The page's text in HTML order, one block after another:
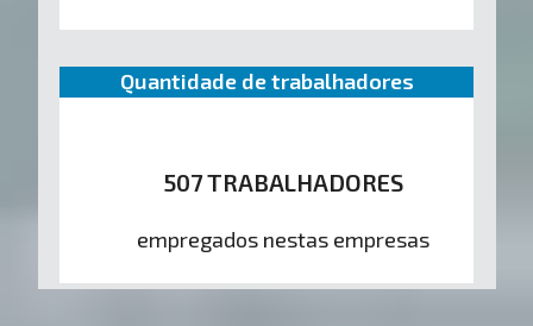
Quantidade de trabalhadores
507 TRABALHADORES
empregados nestas empresas